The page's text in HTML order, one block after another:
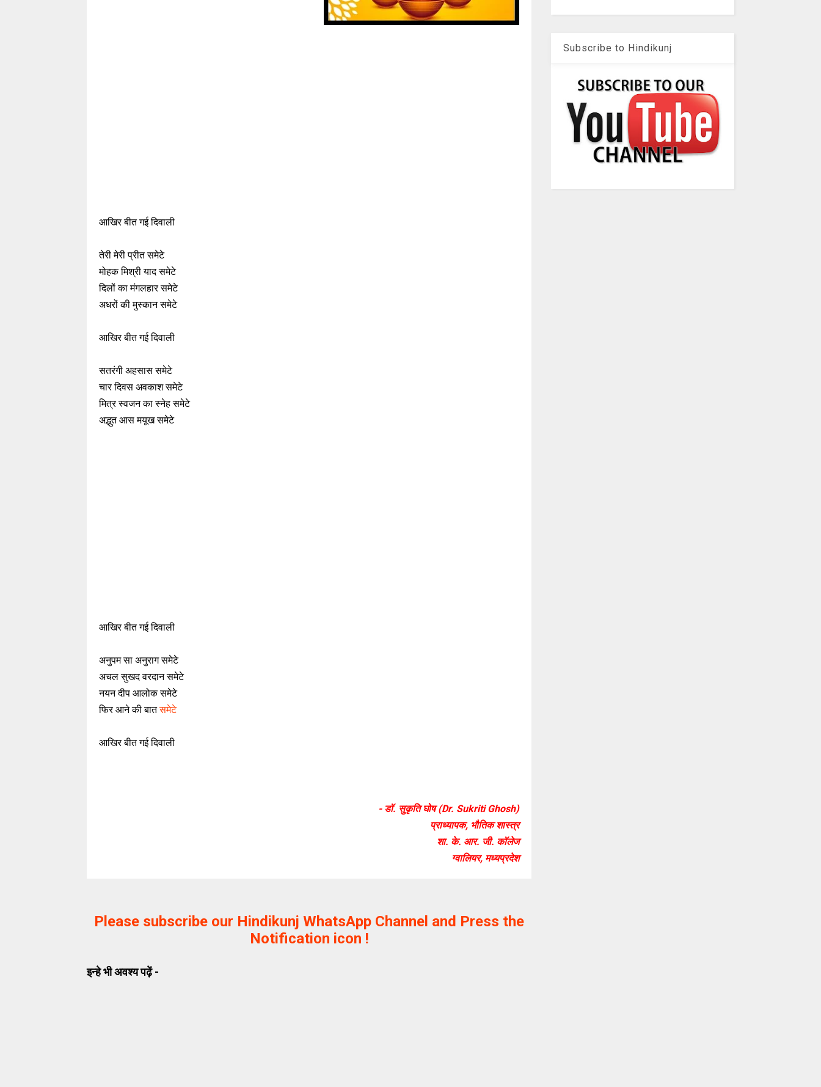
आखिर बीत गई दिवाली
तेरी मेरी प्रीत समेटे
मोहक मिश्री याद समेटे
दिलों का मंगलहार समेटे
अधरों की मुस्कान समेटे
आखिर बीत गई दिवाली
सतरंगी अहसास समेटे
चार दिवस अवकाश समेटे
मित्र स्वजन का स्नेह समेटे
अद्भुत आस मयूख समेटे
आखिर बीत गई दिवाली
अनुपम सा अनुराग समेटे
अचल सुखद वरदान समेटे
नयन दीप आलोक समेटे
फिर आने की बातसमेटे
आखिर बीत गई दिवाली
- डॉ. सुकृति घोष (Dr. Sukriti Ghosh)
प्राध्यापक, भौतिक शास्त्र
शा. के. आर. जी. कॉलेज
ग्वालियर, मध्यप्रदेश
Please subscribe our Hindikunj WhatsApp Channel and Press the
Notification icon !
इन्हे भी अवश्य पढ़ें -
Subscribe to Hindikunj